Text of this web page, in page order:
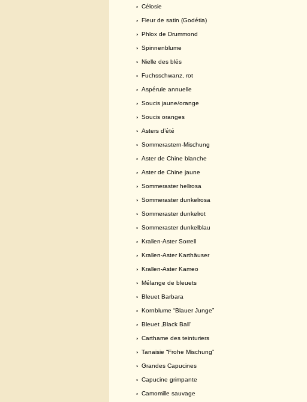
› Célosie
› Fleur de satin (Godétia)
› Phlox de Drummond
› Spinnenblume
› Nielle des blés
› Fuchsschwanz, rot
› Aspérule annuelle
› Soucis jaune/orange
› Soucis oranges
› Asters d’été
› Sommerastern-Mischung
› Aster de Chine blanche
› Aster de Chine jaune
› Sommeraster hellrosa
› Sommeraster dunkelrosa
› Sommeraster dunkelrot
› Sommeraster dunkelblau
› Krallen-Aster Sorrell
› Krallen-Aster Karthäuser
› Krallen-Aster Kameo
› Mélange de bleuets
› Bleuet Barbara
› Kornblume “Blauer Junge”
› Bleuet ‚Black Ball‘
› Carthame des teinturiers
› Tanaisie “Frohe Mischung”
› Grandes Capucines
› Capucine grimpante
› Camomille sauvage